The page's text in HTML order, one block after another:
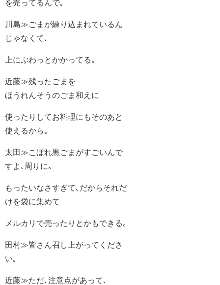
を売ってるんで｡
川島≫ごまが練り込まれているん
じゃなくて､
上にぶわっとかかってる｡
近藤≫残ったごまを
ほうれんそうのごま和えに
使ったりしてお料理にもそのあと
使えるから｡
太田≫こぼれ黒ごまがすごいんで
すよ､周りに｡
もったいなさすぎて､だからそれだ
けを袋に集めて
メルカリで売ったりとかもできる｡
田村≫皆さん召し上がってくださ
い｡
近藤≫ただ､注意点があって､